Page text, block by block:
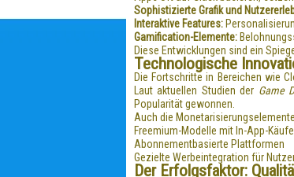
Sophistizierte Grafik und
Interaktive Features:
Gamification-Elemente:
Diese Entwicklungen sind ein
Technologische
Die Fortschritte in Bereichen wie
Laut aktuellen Studien der Game
Popularität gewonnen.
Auch die
Freemium-Modelle mit In-App-
Abonnementbasierte Plattformen
Gezielte Werbeintegration für
Der Erfolgsfaktor: